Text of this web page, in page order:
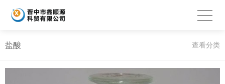
盐酸 查看分类